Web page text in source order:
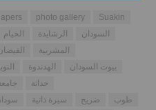
photo gallery
Suakin
الخيام الرشايدة
السودان
المشربية
الهدندوة
بيوت السودان
حداثة
سيرة ذاتية ضريح
طوب